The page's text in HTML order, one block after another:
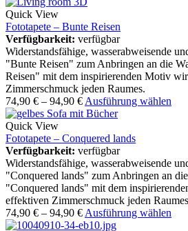
Quick View
Fototapete – Bunte Reisen
Verfügbarkeit: verfügbar
Widerstandsfähige, wasserabweisende
"Bunte Reisen" zum Anbringen an die
Reisen" mit dem inspirierenden Motiv
Zimmerschmuck jeden Raumes.
74,90 € – 94,90 € Ausführung wählen
Quick View
Fototapete – Conquered lands
Verfügbarkeit: verfügbar
Widerstandsfähige, wasserabweisende
"Conquered lands" zum Anbringen an
"Conquered lands" mit dem
effektiven Zimmerschmuck jeden
74,90 € – 94,90 € Ausführung wählen